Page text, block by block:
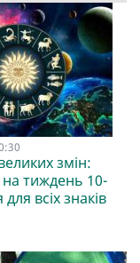
змін:
тиждень 10-
всіх знаків